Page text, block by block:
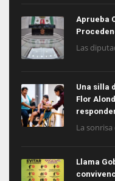
Aprueba
Las
Una silla
Flor
La
Llama